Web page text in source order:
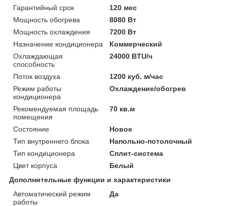
Гарантийный срок
120 мес
Мощность обогрева
8080 Вт
Мощность охлаждения
7200 Вт
Назначение кондиционера
Коммерческий
Охлаждающая
способность
24000 BTU/ч
Поток воздуха
1200 куб. м/час
Режим работы
кондиционера
Охлаждение/обогрев
Рекомендуемая площадь
помещения
70 кв.м
Состояние
Новое
Тип внутреннего блока
Напольно-потолочный
Тип кондиционера
Сплит-система
Цвет корпуса
Белый
Дополнительные функции и характеристики
Автоматический режим
работы
Да